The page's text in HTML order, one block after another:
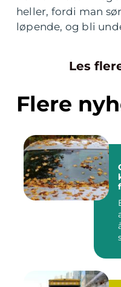
heller, fordi man
løpende, og bli
Les
Flere